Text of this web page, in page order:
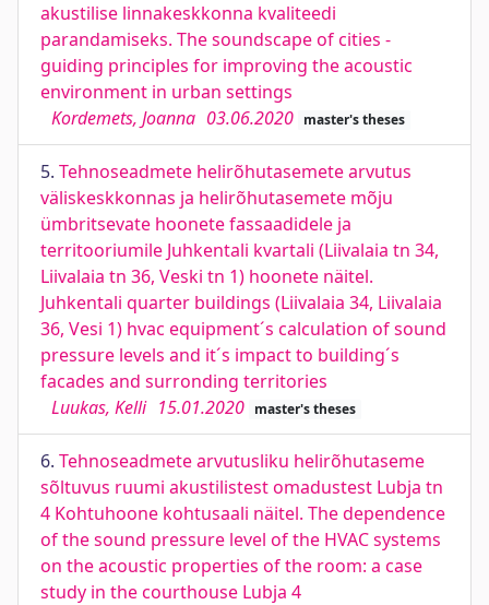
akustilise linnakeskkonna kvaliteedi
parandamiseks. The soundscape of cities -
guiding principles for improving the acoustic
environment in urban settings
Kordemets, Joanna 03.06.2020 master's theses
5. Tehnoseadmete helirõhutasemete arvutus
väliskeskkonnas ja helirõhutasemete mõju
ümbritsevate hoonete fassaadidele ja
territooriumile Juhkentali kvartali (Liivalaia tn 34,
Liivalaia tn 36, Veski tn 1) hoonete näitel.
Juhkentali quarter buildings (Liivalaia 34, Liivalaia
36, Vesi 1) hvac equipment´s calculation of sound
pressure levels and it´s impact to building´s
facades and surronding territories
Luukas, Kelli 15.01.2020 master's theses
6. Tehnoseadmete arvutusliku helirõhutaseme
sõltuvus ruumi akustilistest omadustest Lubja tn
4 Kohtuhoone kohtusaali näitel. The dependence
of the sound pressure level of the HVAC systems
on the acoustic properties of the room: a case
study in the courthouse Lubja 4